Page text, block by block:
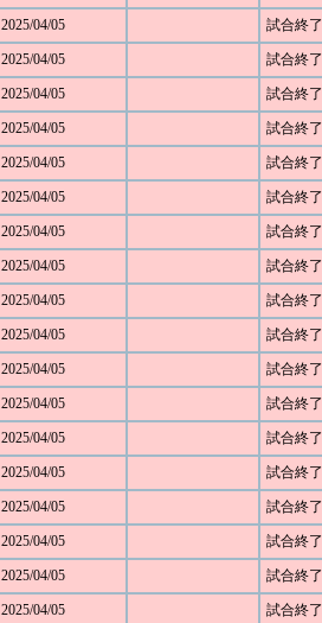
2025/04/05 試合終了
2025/04/05 試合終了
2025/04/05 試合終了
2025/04/05 試合終了
2025/04/05 試合終了
2025/04/05 試合終了
2025/04/05 試合終了
2025/04/05 試合終了
2025/04/05 試合終了
2025/04/05 試合終了
2025/04/05 試合終了
2025/04/05 試合終了
2025/04/05 試合終了
2025/04/05 試合終了
2025/04/05 試合終了
2025/04/05 試合終了
2025/04/05 試合終了
2025/04/05 試合終了